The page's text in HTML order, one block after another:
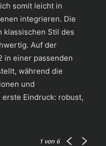
somit leicht in
integrieren. Die
klassischen Stil des
Auf der
in einer passenden
während die
und
Eindruck: robust,
1 von 6